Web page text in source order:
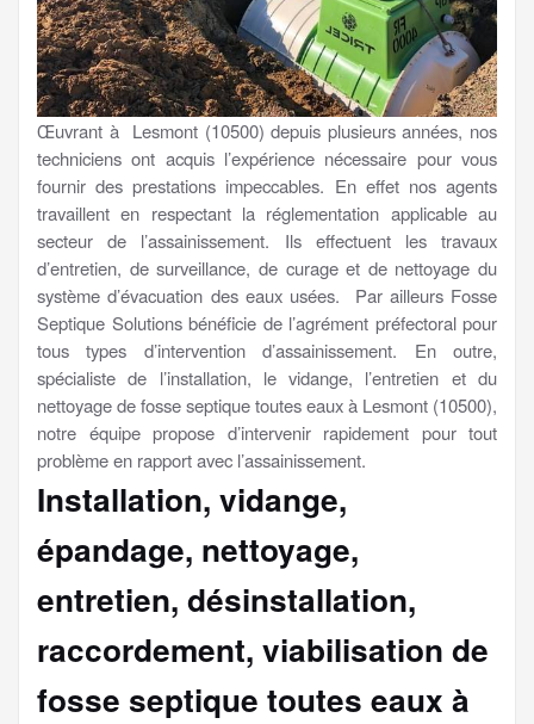
Œuvrant à Lesmont (10500) depuis plusieurs années, nos
techniciens ont acquis l’expérience nécessaire pour vous
fournir des prestations impeccables. En effet nos agents
travaillent en respectant la réglementation applicable au
secteur de l’assainissement. Ils effectuent les travaux
d’entretien, de surveillance, de curage et de nettoyage du
système d’évacuation des eaux usées. Par ailleurs Fosse
Septique Solutions bénéficie de l’agrément préfectoral pour
tous types d’intervention d’assainissement. En outre,
spécialiste de l’installation, le vidange, l’entretien et du
nettoyage de fosse septique toutes eaux à Lesmont (10500),
notre équipe propose d’intervenir rapidement pour tout
problème en rapport avec l’assainissement.
Installation, vidange,
épandage, nettoyage,
entretien, désinstallation,
raccordement, viabilisation de
fosse septique toutes eaux à